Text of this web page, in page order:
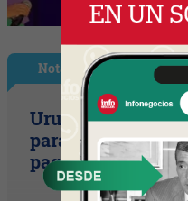
Nota Principal
Uruguay empieza
para una
paga si el auto sin